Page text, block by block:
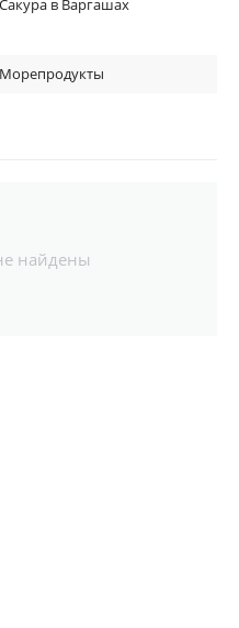
Сакура в Варгашах
Морепродукты
найдены